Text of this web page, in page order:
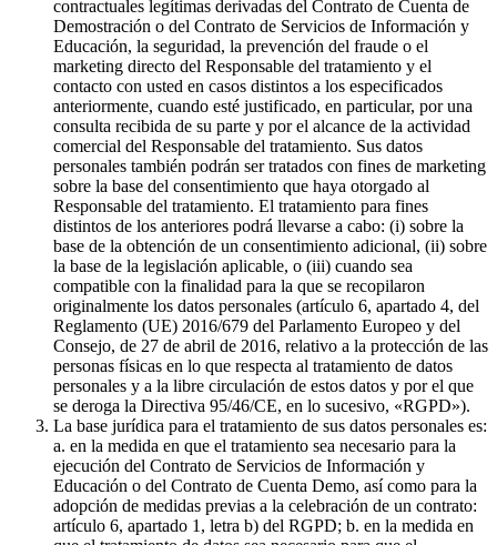
contractuales legítimas derivadas del Contrato de Cuenta de
Demostración o del Contrato de Servicios de Información y
Educación, la seguridad, la prevención del fraude o el
marketing directo del Responsable del tratamiento y el
contacto con usted en casos distintos a los especificados
anteriormente, cuando esté justificado, en particular, por una
consulta recibida de su parte y por el alcance de la actividad
comercial del Responsable del tratamiento. Sus datos
personales también podrán ser tratados con fines de marketing
sobre la base del consentimiento que haya otorgado al
Responsable del tratamiento. El tratamiento para fines
distintos de los anteriores podrá llevarse a cabo: (i) sobre la
base de la obtención de un consentimiento adicional, (ii) sobre
la base de la legislación aplicable, o (iii) cuando sea
compatible con la finalidad para la que se recopilaron
originalmente los datos personales (artículo 6, apartado 4, del
Reglamento (UE) 2016/679 del Parlamento Europeo y del
Consejo, de 27 de abril de 2016, relativo a la protección de las
personas físicas en lo que respecta al tratamiento de datos
personales y a la libre circulación de estos datos y por el que
se deroga la Directiva 95/46/CE, en lo sucesivo, «RGPD»).
La base jurídica para el tratamiento de sus datos personales es:
a. en la medida en que el tratamiento sea necesario para la
ejecución del Contrato de Servicios de Información y
Educación o del Contrato de Cuenta Demo, así como para la
adopción de medidas previas a la celebración de un contrato:
artículo 6, apartado 1, letra b) del RGPD; b. en la medida en